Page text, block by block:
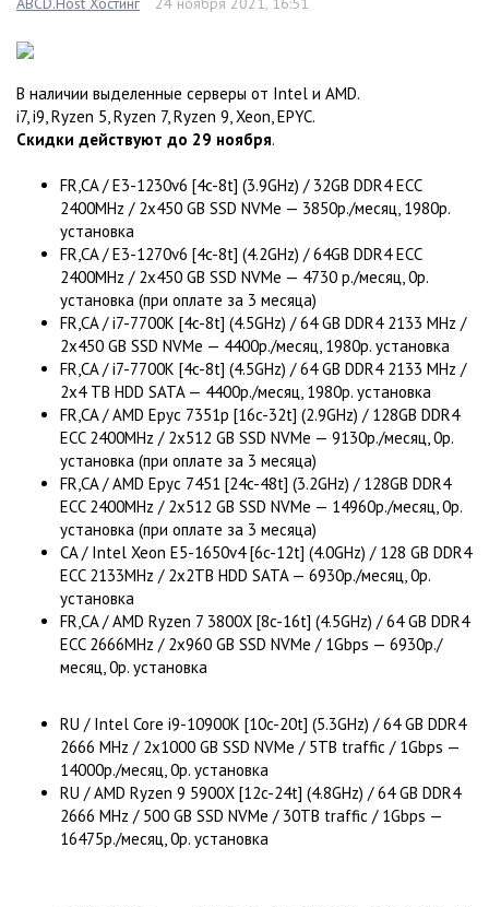
В наличии выделенные серверы от Intel и AMD.
i7, i9, Ryzen 5, Ryzen 7, Ryzen 9, Xeon, EPYC.
Скидки действуют до 29 ноября.
FR,CA / E3-1230v6 [4c-8t] (3.9GHz) / 32GB DDR4 ECC
2400MHz / 2x450 GB SSD NVMe — 3850р./месяц, 1980р.
установка
FR,CA / E3-1270v6 [4c-8t] (4.2GHz) / 64GB DDR4 ECC
2400MHz / 2x450 GB SSD NVMe — 4730 р./месяц, 0р.
установка (при оплате за 3 месяца)
FR,CA / i7-7700K [4c-8t] (4.5GHz) / 64 GB DDR4 2133 MHz /
2x450 GB SSD NVMe — 4400р./месяц, 1980р. установка
FR,CA / i7-7700K [4c-8t] (4.5GHz) / 64 GB DDR4 2133 MHz /
2x4 TB HDD SATA — 4400р./месяц, 1980р. установка
FR,CA / AMD Epyc 7351p [16c-32t] (2.9GHz) / 128GB DDR4
ECC 2400MHz / 2x512 GB SSD NVMe — 9130р./месяц, 0р.
установка (при оплате за 3 месяца)
FR,CA / AMD Epyc 7451 [24c-48t] (3.2GHz) / 128GB DDR4
ECC 2400MHz / 2x512 GB SSD NVMe — 14960р./месяц, 0р.
установка (при оплате за 3 месяца)
CA / Intel Xeon E5-1650v4 [6c-12t] (4.0GHz) / 128 GB DDR4
ECC 2133MHz / 2x2TB HDD SATA — 6930р./месяц, 0р.
установка
FR,CA / AMD Ryzen 7 3800X [8c-16t] (4.5GHz) / 64 GB DDR4
ECC 2666MHz / 2x960 GB SSD NVMe / 1Gbps — 6930р./
месяц, 0р. установка
RU / Intel Core i9-10900K [10c-20t] (5.3GHz) / 64 GB DDR4
2666 MHz / 2x1000 GB SSD NVMe / 5TB traffic / 1Gbps —
14000р./месяц, 0р. установка
RU / AMD Ryzen 9 5900X [12c-24t] (4.8GHz) / 64 GB DDR4
2666 MHz / 500 GB SSD NVMe / 30TB traffic / 1Gbps —
16475р./месяц, 0р. установка